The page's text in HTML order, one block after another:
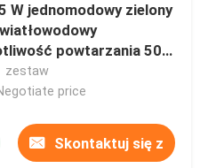
W jednomodowy zielony
powtarzania 500
zestaw
price
Skontaktuj się z 200W SPT laserowy plecakowy laserowy przyrząd do usuwania przeszkód dla jednej osoby